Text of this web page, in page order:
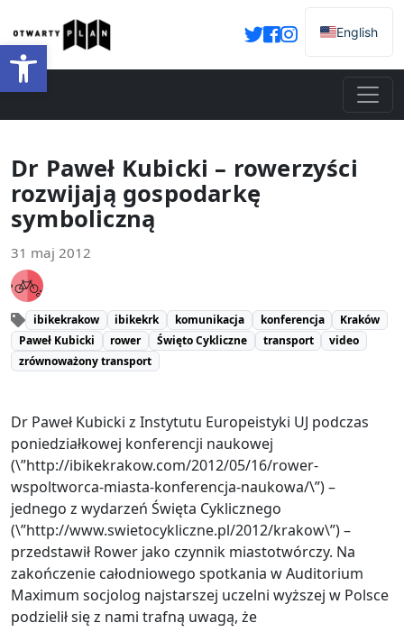
Otwórz pasek narzędzi
English
Dr Paweł Kubicki – rowerzyści
rozwijają gospodarkę
symboliczną
31 maj 2012
ibikekrakow ibikekrk komunikacja konferencja
Kraków
Paweł Kubicki
rower Święto Cykliczne transport
video
zrównoważony transport
Dr Paweł Kubicki z Instytutu Europeistyki UJ podczas
poniedziałkowej konferencji naukowej
(\”http://ibikekrakow.com/2012/05/16/rower-
wspoltworca-miasta-konferencja-naukowa/\”) –
jednego z wydarzeń Święta Cyklicznego
(\”http://www.swietocykliczne.pl/2012/krakow\”) –
przedstawił Rower jako czynnik miastotwórczy. Na
zakończenie całodniowego spotkania w Auditorium
Maximum socjolog najstarszej uczelni wyższej w Polsce
podzielił się z nami trafną uwagą, że